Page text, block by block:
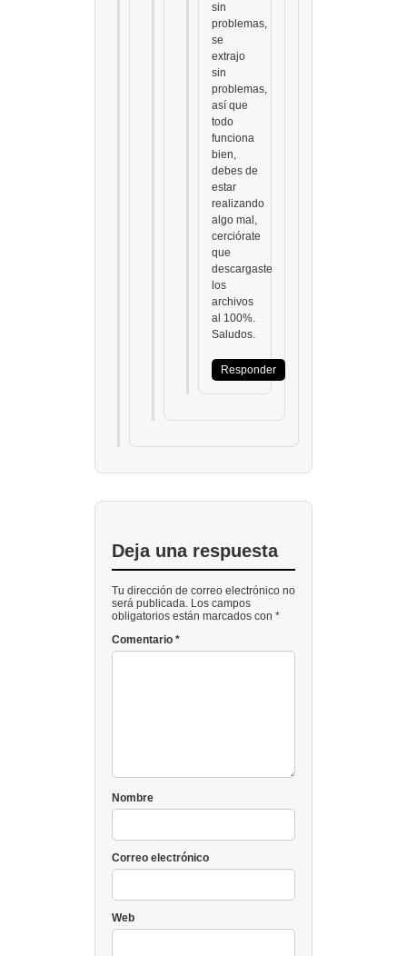
sin
problemas,
se
extrajo
sin
problemas,
así que
todo
funciona
bien,
debes de
estar
realizando
algo mal,
cerciórate
que
descargaste
los
archivos
al 100%.
Saludos.
Responder
Deja una respuesta
Tu dirección de correo electrónico no
será publicada. Los campos
obligatorios están marcados con *
Comentario *
Nombre
Correo electrónico
Web